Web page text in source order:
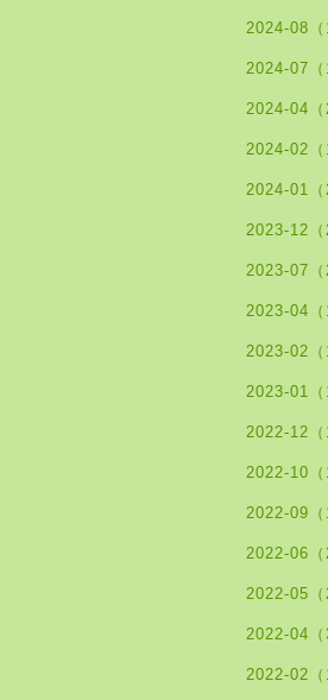
2024-08（
2024-07（
2024-04（
2024-02（
2024-01（
2023-12（
2023-07（
2023-04（
2023-02（
2023-01（
2022-12（
2022-10（
2022-09（
2022-06（
2022-05（
2022-04（
2022-02（